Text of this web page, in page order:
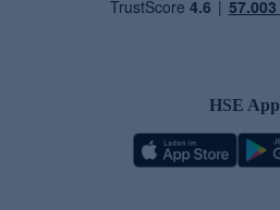
HSE App